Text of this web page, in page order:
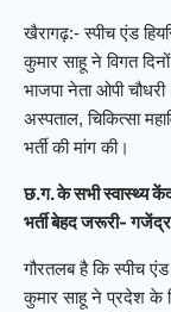
खैरागढ़:- स्पीच एंड
कुमार साहू ने विगत
भाजपा नेता ओपी
अस्पताल, चिकित्सा
भर्ती की मांग की।
छ.ग. के सभी स्वास्थ्य
भर्ती बेहद जरूरी- गजेंद्र
गौरतलब है कि स्पीच
कुमार साहू ने प्रदेश के